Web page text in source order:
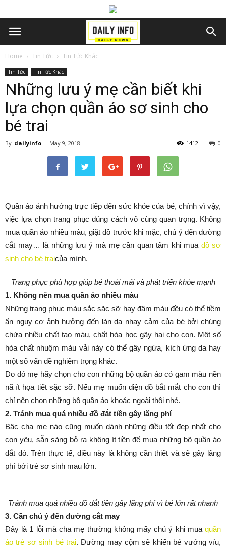
Home Tin Tức Tin Tức Khác
Tin Tức Tin Tức Khác
Những lưu ý mẹ cần biết khi
lựa chọn quần áo sơ sinh cho
bé trai
By dailyinfo - May 9, 2018 0
1412
Quần áo ảnh hưởng trực tiếp đến sức khỏe của bé, chính vì vậy,
việc lựa chọn trang phục đúng cách vô cùng quan trọng. Không
mua quần áo nhiều màu, giặt đồ trước khi mặc, chú ý đến đường
cắt may… là những lưu ý mà mẹ cần quan tâm khi mua đồ sơ
sinh cho bé traicủa mình.
Trang phục phù hợp giúp bé thoải mái và phát triển khỏe mạnh
1. Không nên mua quần áo nhiều màu
Những trang phục màu sắc sặc sỡ hay đậm màu đều có thể tiềm
ẩn nguy cơ ảnh hưởng đến làn da nhạy cảm của bé bởi chúng
chứa nhiều chất tạo màu, chất hóa học gây hại cho con. Một số
hóa chất nhuộm màu vải này có thể gây ngứa, kích ứng da hay
một số vấn đề nghiêm trọng khác.
Do đó mẹ hãy chọn cho con những bộ quần áo có gam màu nền
nã ít họa tiết sặc sỡ. Nếu mẹ muốn diện đồ bắt mắt cho con thì
chỉ nên chọn những bộ quần áo khoác ngoài thôi nhé.
2. Tránh mua quá nhiều đồ đắt tiền gây lãng phí
Bậc cha mẹ nào cũng muốn dành những điều tốt đẹp nhất cho
con yêu, sẵn sàng bỏ ra không ít tiền để mua những bộ quần áo
đắt đỏ. Trên thực tế, điều này là không cần thiết và sẽ gây lãng
phí bởi trẻ sơ sinh mau lớn.
Tránh mua quá nhiều đồ đắt tiền gây lãng phí vì bé lớn rất nhanh
3. Cần chú ý đến đường cắt may
Đây là 1 lỗi mà cha mẹ thường không mấy chú ý khi mua quần
áo trẻ sơ sinh bé trai. Đường may cộm sẽ khiến bé vướng víu,